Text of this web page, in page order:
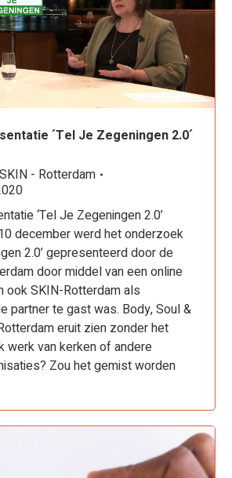
´Tel Je Zegeningen 2.0´
SKIN - Rotterdam
‘Tel Je Zegeningen 2.0’
december werd het onderzoek
2.0’ gepresenteerd door de
door middel van een online
ook SKIN-Rotterdam als
partner te gast was. Body, Soul &
eruit zien zonder het
werk van kerken of andere
Zou het gemist worden